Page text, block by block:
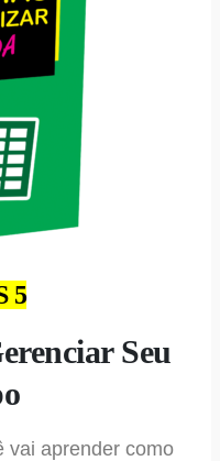
5
Seu
vai aprender como